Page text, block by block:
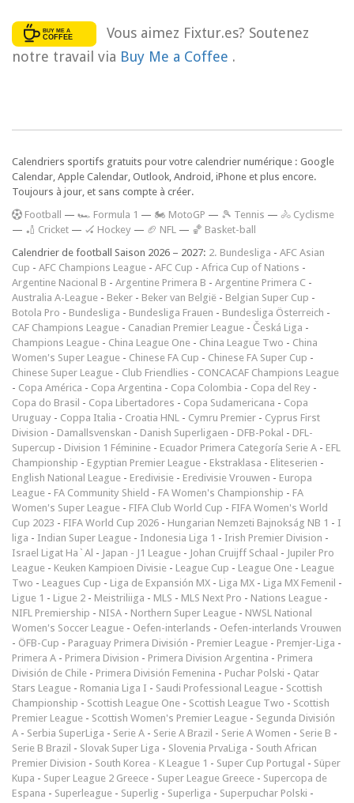
Vous aimez Fixtur.es? Soutenez
notre travail via Buy Me a Coffee .
Calendriers sportifs gratuits pour votre calendrier numérique : Google
Calendar, Apple Calendar, Outlook, Android, iPhone et plus encore.
Toujours à jour, et sans compte à créer.
Football — 🏎️ Formula 1 — 🏍 MotoGP — 🎾 Tennis — 🚴 Cyclisme
— 🏏 Cricket — 🏑 Hockey — 🏈 NFL — 🏀 Basket-ball
Calendrier de football Saison 2026 – 2027: 2. Bundesliga - AFC Asian
Cup - AFC Champions League - AFC Cup - Africa Cup of Nations -
Argentine Nacional B - Argentine Primera B - Argentine Primera C -
Australia A-League - Beker - Beker van België - Belgian Super Cup -
Botola Pro - Bundesliga - Bundesliga Frauen - Bundesliga Österreich -
CAF Champions League - Canadian Premier League - Česká Liga -
Champions League - China League One - China League Two - China
Women's Super League - Chinese FA Cup - Chinese FA Super Cup -
Chinese Super League - Club Friendlies - CONCACAF Champions League
- Copa América - Copa Argentina - Copa Colombia - Copa del Rey -
Copa do Brasil - Copa Libertadores - Copa Sudamericana - Copa
Uruguay - Coppa Italia - Croatia HNL - Cymru Premier - Cyprus First
Division - Damallsvenskan - Danish Superligaen - DFB-Pokal - DFL-
Supercup - Division 1 Féminine - Ecuador Primera Categoría Serie A - EFL
Championship - Egyptian Premier League - Ekstraklasa - Eliteserien -
English National League - Eredivisie - Eredivisie Vrouwen - Europa
League - FA Community Shield - FA Women's Championship - FA
Women's Super League - FIFA Club World Cup - FIFA Women's World
Cup 2023 - FIFA World Cup 2026 - Hungarian Nemzeti Bajnokság NB 1 - I
liga - Indian Super League - Indonesia Liga 1 - Irish Premier Division -
Israel Ligat Ha`Al - Japan - J1 League - Johan Cruijff Schaal - Jupiler Pro
League - Keuken Kampioen Divisie - League Cup - League One - League
Two - Leagues Cup - Liga de Expansión MX - Liga MX - Liga MX Femenil -
Ligue 1 - Ligue 2 - Meistriliiga - MLS - MLS Next Pro - Nations League -
NIFL Premiership - NISA - Northern Super League - NWSL National
Women's Soccer League - Oefen-interlands - Oefen-interlands Vrouwen
- ÖFB-Cup - Paraguay Primera División - Premier League - Premjer-Liga -
Primera A - Primera Division - Primera Division Argentina - Primera
División de Chile - Primera División Femenina - Puchar Polski - Qatar
Stars League - Romania Liga I - Saudi Professional League - Scottish
Championship - Scottish League One - Scottish League Two - Scottish
Premier League - Scottish Women's Premier League - Segunda División
A - Serbia SuperLiga - Serie A - Serie A Brazil - Serie A Women - Serie B -
Serie B Brazil - Slovak Super Liga - Slovenia PrvaLiga - South African
Premier Division - South Korea - K League 1 - Super Cup Portugal - Süper
Kupa - Super League 2 Greece - Super League Greece - Supercopa de
Espana - Superleague - Superlig - Superliga - Superpuchar Polski -